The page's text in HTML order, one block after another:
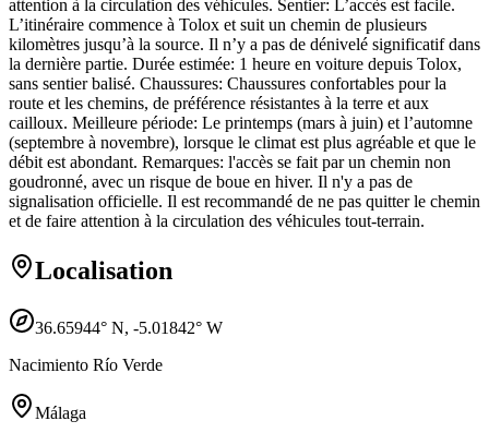
attention à la circulation des véhicules. Sentier: L’accès est facile.
L’itinéraire commence à Tolox et suit un chemin de plusieurs
kilomètres jusqu’à la source. Il n’y a pas de dénivelé significatif dans
la dernière partie. Durée estimée: 1 heure en voiture depuis Tolox,
sans sentier balisé. Chaussures: Chaussures confortables pour la
route et les chemins, de préférence résistantes à la terre et aux
cailloux. Meilleure période: Le printemps (mars à juin) et l’automne
(septembre à novembre), lorsque le climat est plus agréable et que le
débit est abondant. Remarques: l'accès se fait par un chemin non
goudronné, avec un risque de boue en hiver. Il n'y a pas de
signalisation officielle. Il est recommandé de ne pas quitter le chemin
et de faire attention à la circulation des véhicules tout-terrain.
Localisation
36.65944° N, -5.01842° W
Nacimiento Río Verde
Málaga